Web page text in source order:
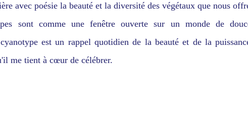
avec poésie la beauté et la diversité des végétaux que nous
sont comme une fenêtre ouverte sur un monde de
est un rappel quotidien de la beauté et de la
me tient à cœur de célébrer.